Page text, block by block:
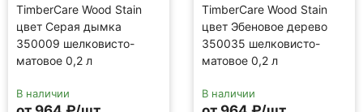
TimberCare Wood Stain
цвет Серая дымка
350009 шелковисто-
матовое 0,2 л
В наличии
TimberCare Wood Stain
цвет Эбеновое дерево
350035 шелковисто-
матовое 0,2 л
В наличии